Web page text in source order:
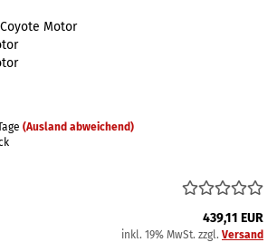
Motor
(Ausland abweichend)
439,11 EUR
inkl. 19% MwSt. zzgl. Versand